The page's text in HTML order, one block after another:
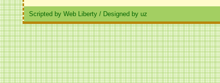
Scripted by Web Liberty / Designed by uz